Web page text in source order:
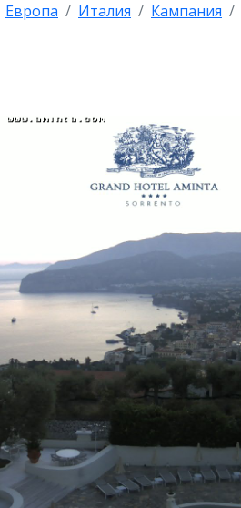
Европа Италия Кампания